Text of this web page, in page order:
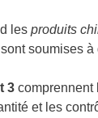
les produits
soumises
3 comprennent
et les